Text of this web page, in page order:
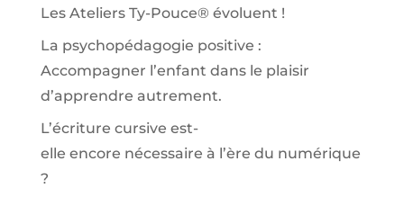
Les Ateliers Ty-Pouce® évoluent !
La psychopédagogie positive :
Accompagner l’enfant dans le plaisir
d’apprendre autrement.
L’écriture cursive est-
elle encore nécessaire à l’ère du numérique
?